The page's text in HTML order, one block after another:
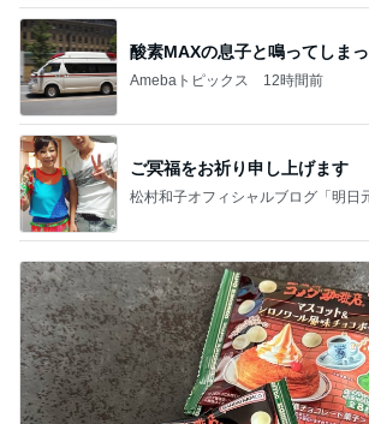
酸素MAXの息子と鳴ってしま
Amebaトピックス 12時間前
ご冥福をお祈り申し上げます
松村和子オフィシャルブログ「明日